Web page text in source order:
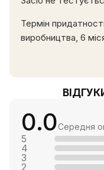
Термін
виробництва, 6
0.0Середня
5
4
3
2